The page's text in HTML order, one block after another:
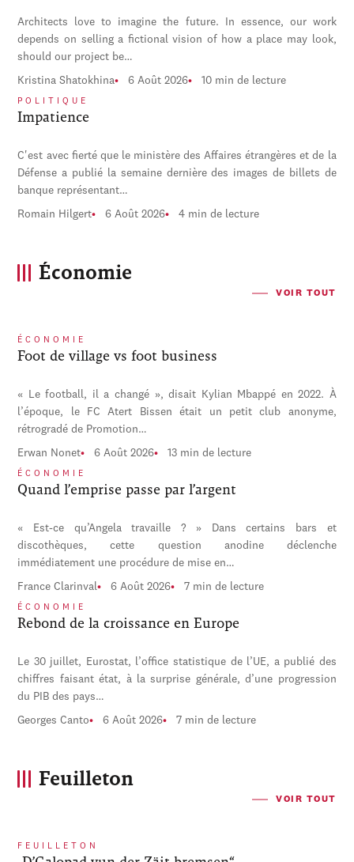
Architects love to imagine the future. In essence, our work
depends on selling a fictional vision of how a place may look,
should our project be…
Kristina Shatokhina 6 Août 2026 10 min de lecture
POLITIQUE
Impatience
C'est avec fierté que le ministère des Affaires étrangères et de la
Défense a publié la semaine dernière des images de billets de
banque représentant…
Romain Hilgert 6 Août 2026 4 min de lecture
Économie
VOIR TOUT
ÉCONOMIE
Foot de village vs foot business
« Le football, il a changé », disait Kylian Mbappé en 2022. À
l’époque, le FC Atert Bissen était un petit club anonyme,
rétrogradé de Promotion…
Erwan Nonet 6 Août 2026 13 min de lecture
ÉCONOMIE
Quand l’emprise passe par l’argent
« Est-ce qu’Angela travaille ? » Dans certains bars et
discothèques, cette question anodine déclenche
immédiatement une procédure de mise en…
France Clarinval 6 Août 2026 7 min de lecture
ÉCONOMIE
Rebond de la croissance en Europe
Le 30 juillet, Eurostat, l’office statistique de l’UE, a publié des
chiffres faisant état, à la surprise générale, d’une progression
du PIB des pays…
Georges Canto 6 Août 2026 7 min de lecture
Feuilleton
VOIR TOUT
FEUILLETON